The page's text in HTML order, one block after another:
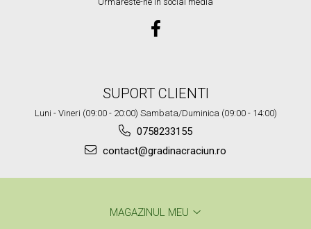
SUPORT CLIENTI
Luni - Vineri (09:00 - 20:00) Sambata/Duminica (09:00 - 14:00)
0758233155
contact@gradinacraciun.ro
MAGAZINUL MEU